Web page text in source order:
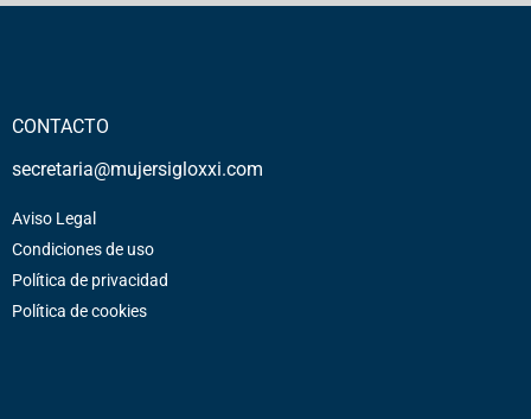
CONTACTO
secretaria@mujersigloxxi.com
Aviso Legal
Condiciones de uso
Política de privacidad
Política de cookies